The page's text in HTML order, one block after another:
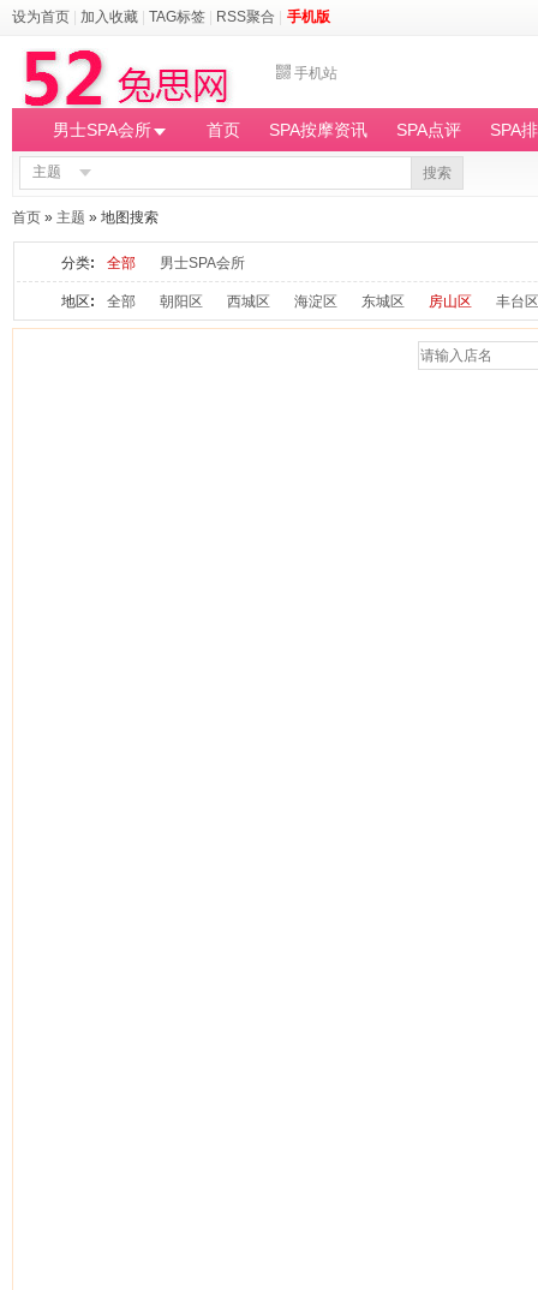
设为首页 加入收藏 TAG标签 RSS聚合 手机版
手机站
男士SPA会所 首页 SPA按摩资讯 SPA点评 SPA
主题 搜索
首页 » 主题 » 地图搜索
分类: 全部 男士SPA会所
地区: 全部 朝阳区 西城区 海淀区 东城区 房山区 丰台区